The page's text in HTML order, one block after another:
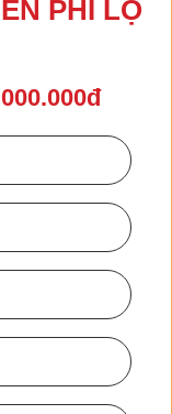
PHÍ LỘ